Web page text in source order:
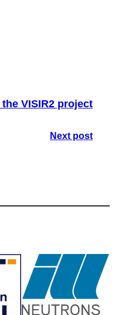
VISIR2 project
Next post